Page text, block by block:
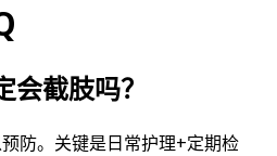
会截肢吗？
防。关键是日常护理+定期检